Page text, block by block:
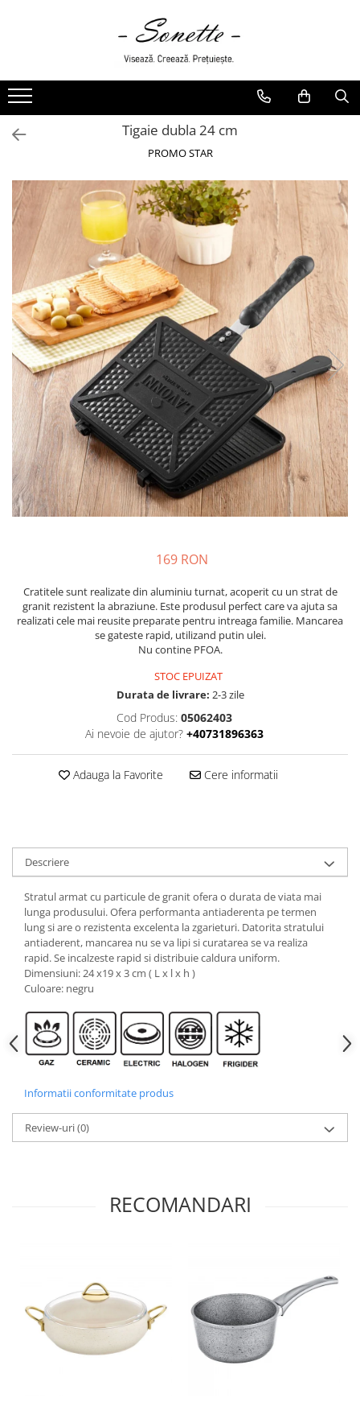
LENJERII DE PAT
LENJERII DE PAT CU PATURA
LENJERII DE PAT CU PILOTA SITigaie dubla 24 cm
PROMO STAR
169 RON
Cratitele sunt realizate din aluminiu turnat, acoperit cu un strat de
granit rezistent la abraziune. Este produsul perfect care va ajuta sa
realizati cele mai reusite preparate pentru intreaga familie. Mancarea
se gateste rapid, utilizand putin ulei.
Nu contine PFOA.
STOC EPUIZAT
Durata de livrare: 2-3 zile
Cod Produs: 05062403
Ai nevoie de ajutor? +40731896363
Adauga la Favorite Cere informatii
Descriere
Stratul armat cu particule de granit ofera o durata de viata mai
lunga produsului. Ofera performanta antiaderenta pe termen
lung si are o rezistenta excelenta la zgarieturi. Datorita stratului
antiaderent, mancarea nu se va lipi si curatarea se va realiza
rapid. Se incalzeste rapid si distribuie caldura uniform.
Dimensiuni: 24 x19 x 3 cm ( L x l x h )
Culoare: negru
Informatii conformitate produs
Review-uri(0)
RECOMANDARI